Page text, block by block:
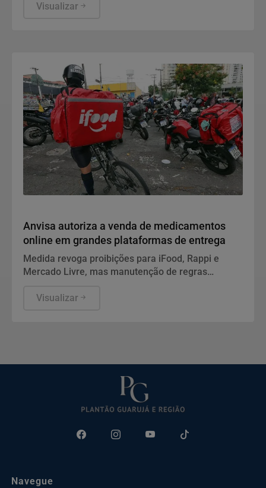
pagamentos em dia.
Visualizar
Anvisa autoriza a venda de medicamentos
online em grandes plataformas de entrega
Medida revoga proibições para iFood, Rappi e
Mercado Livre, mas manutenção de regras
Visualizar
Navegue